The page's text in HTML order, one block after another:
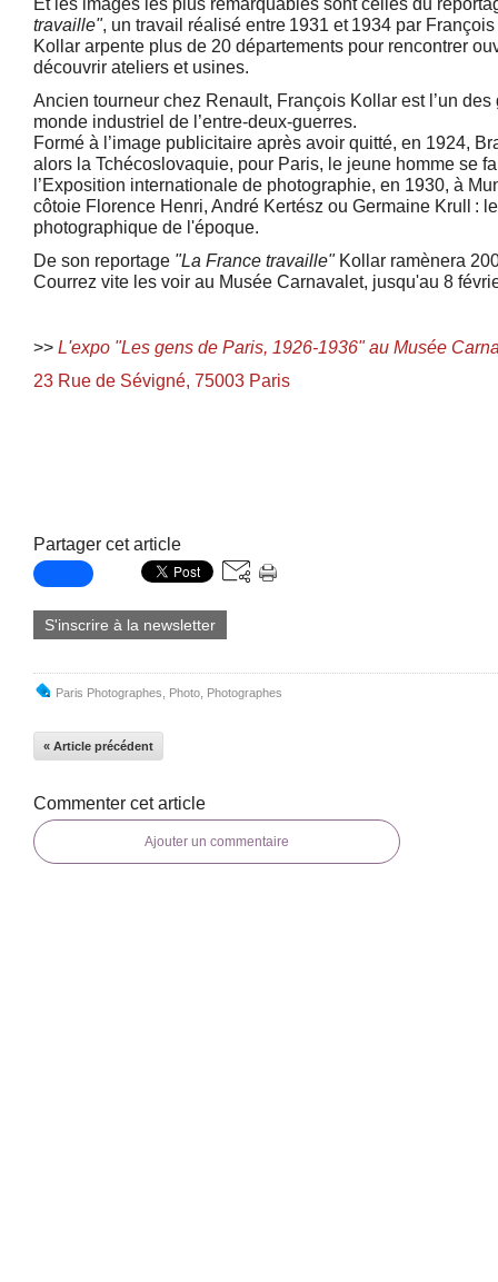
Et les images les plus remarquables sont celles du
travaille", un travail réalisé entre 1931 et 1934 par
Kollar arpente plus de 20 départements pour rencontrer
découvrir ateliers et usines.
Ancien tourneur chez Renault, François Kollar est l’un
monde industriel de l’entre-deux-guerres.
Formé à l’image publicitaire après avoir quitté, en 1924,
alors la Tchécoslovaquie, pour Paris, le jeune homme se
l’Exposition internationale de photographie, en 1930, à
côtoie Florence Henri, André Kertész ou Germaine Krull :
photographique de l'époque.
De son reportage "La France travaille"Kollar ramènera
Courrez vite les voir au Musée Carnavalet, jusqu'au 8
>> L'expo "Les gens de Paris, 1926-1936" au Musée
23 Rue de Sévigné, 75003 Paris
Partager cet article
S'inscrire à la newsletter
Paris Photographes Photo Photographes
« Article précédent
Commenter cet article
Ajouter un commentaire